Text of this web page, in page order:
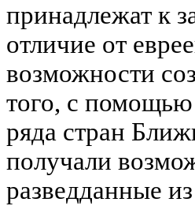
принадлежат к
отличие от
возможности
того, с
ряда стран
получали
разведданные